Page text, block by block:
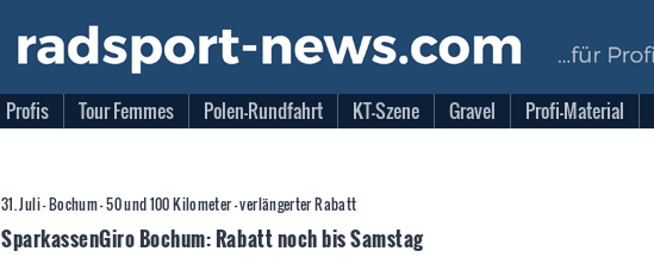
Profis Tour Femmes Polen-Rundfahrt KT-Szene Gravel Profi-Material
31. Juli - Bochum - 50 und 100 Kilometer - verlängerter Rabatt
SparkassenGiro Bochum: Rabatt noch bis Samstag